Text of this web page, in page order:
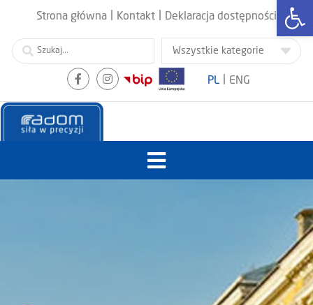
Strona główna Kontakt Deklaracja dostępności
PL ENG